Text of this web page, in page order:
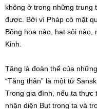
không ở trong những trung
được. Bởi vì Pháp có mặt
Bông hoa nào, hạt sỏi nào,
Kinh.
Tăng là đoàn thể của
“Tăng thân” là một từ
Trong gia đình, nếu ta
nhận diện Bụt trong ta và